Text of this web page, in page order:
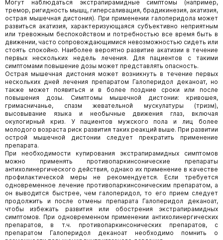
Могут наблюдаться экстрапирамидные симптомы (например,
тремор, ригидность мышц, гиперсаливация, брадикинезия, акатизия,
острая мышечная дистония). При применении галоперидола может
развиться акатизия, характеризующаяся субъективно неприятным
или тревожным беспокойством и потребностью все время быть в
движении, часто сопровождающимися невозможностью сидеть или
стоять спокойно. Наиболее вероятно развитие акатизии в течение
первых нескольких недель лечения. Для пациентов с такими
симптомами повышение дозы может представлять опасность.
Острая мышечная дистония может возникнуть в течение первых
нескольких дней лечения препаратом Галоперидол деканоат, но
также может появиться и в более поздние сроки или после
повышения дозы. Симптомы мышечной дистонии: кривошея,
гримасничанье, спазм жевательной мускулатуры (тризм),
высовывание языка и необычные движения глаз, включая
окулогирный криз. У пациентов мужского пола и лиц более
молодого возраста риск развития таких реакций выше. При развитии
острой мышечной дистонии следует прекратить применение
препарата.
При необходимости купирования экстрапирамидных симптомов
можно применять противопаркинсонические препараты
антихолинергического действия, однако их применение в качестве
профилактической меры не рекомендуется. Если требуется
одновременное лечение противопаркинсоническим препаратом, а
он выводится быстрее, чем галоперидол, то его прием следует
продолжить и после отмены препарата Галоперидол деканоат,
чтобы избежать развития или обострения экстрапирамидных
симптомов. При одновременном применении антихолинергических
препаратов, в т.ч. противопаркинсонических препаратов, с
препаратом Галоперидол деканоат необходимо помнить о